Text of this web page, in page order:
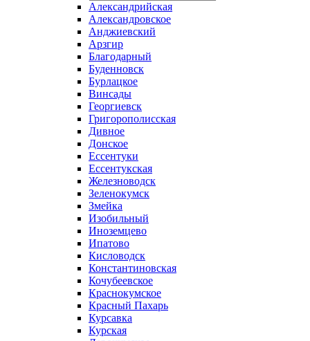
Александрийская
Александровское
Анджиевский
Арзгир
Благодарный
Буденновск
Бурлацкое
Винсады
Георгиевск
Григорополисская
Дивное
Донское
Ессентуки
Ессентукская
Железноводск
Зеленокумск
Змейка
Изобильный
Иноземцево
Ипатово
Кисловодск
Константиновская
Кочубеевское
Краснокумское
Красный Пахарь
Курсавка
Курская